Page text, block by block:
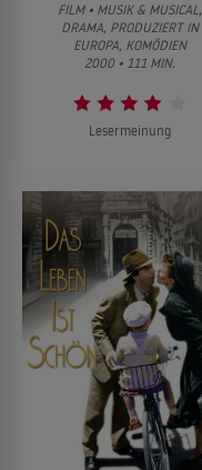
FILM • MUSIK & MUSICAL,
DRAMA, PRODUZIERT IN
EUROPA, KOMÖDIEN
2000 • 111 MIN.
Lesermeinung